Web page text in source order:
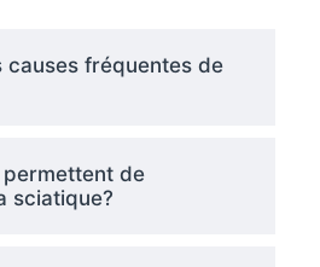
causes fréquentes de
permettent de
sciatique?